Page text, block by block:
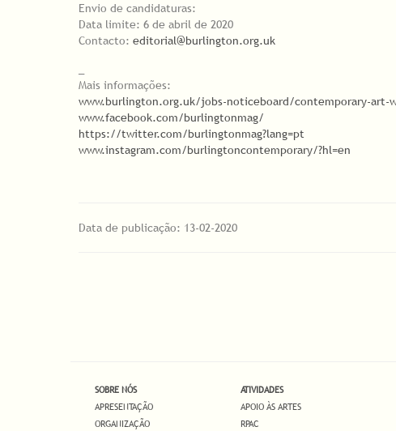
Envio de candidaturas:
Data limite: 6 de abril de 2020
Contacto: editorial@burlington.org.uk
Mais informações:
www.burlington.org.uk/jobs-noticeboard/contemporary-art-
www.facebook.com/burlingtonmag/
https://twitter.com/burlingtonmag?lang=pt
www.instagram.com/burlingtoncontemporary/?hl=en
Data de publicação: 13-02-2020
SOBRE NÓS
APRESENTAÇÃO
ORGANIZAÇÃO
ATIVIDADES
APOIO ÀS ARTES
RPAC